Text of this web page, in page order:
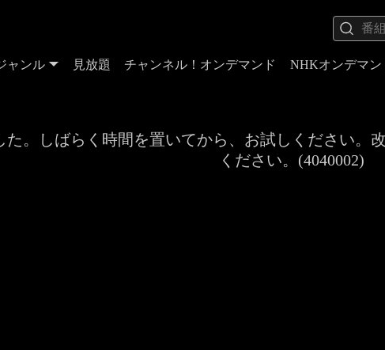
ャンル 見放題 チャンネル！オンデマンド NHKオンデマン
た。しばらく時間を置いてから、お試しください。
ください。(4040002)